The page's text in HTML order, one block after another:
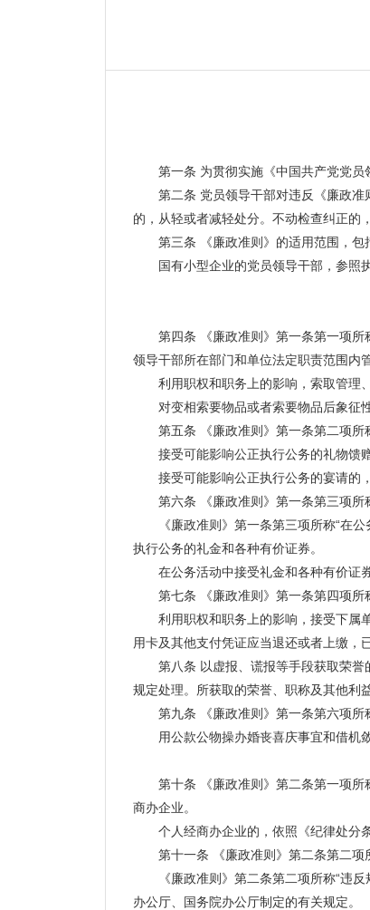
第一条 为贯彻实施《中国共产党党员领
第二条 党员领导干部对违反《廉政准
的，从轻或者减轻处分。不动检查纠正的
第三条 《廉政准则》的适用范围，包括
国有小型企业的党员领导干部，参照执
第四条 《廉政准则》第一条第一项所称
领导干部所在部门和单位法定职责范围内
利用职权和职务上的影响，索取管理、
对变相索要物品或者索要物品后象征性
第五条 《廉政准则》第一条第二项所称
接受可能影响公正执行公务的礼物馈赠
接受可能影响公正执行公务的宴请的，
第六条 《廉政准则》第一条第三项所称
《廉政准则》第一条第三项所称“在公
执行公务的礼金和各种有价证券。
在公务活动中接受礼金和各种有价证券
第七条 《廉政准则》第一条第四项所称
利用职权和职务上的影响，接受下属单
用卡及其他支付凭证应当退还或者上缴，
第八条 以虚报、谎报等手段获取荣誉
规定处理。所获取的荣誉、职称及其他利
第九条 《廉政准则》第一条第六项所称
用公款公物操办婚丧喜庆事宜和借机敛
第十条 《廉政准则》第二条第一项所称
商办企业。
个人经商办企业的，依照《纪律处分条
第十一条 《廉政准则》第二条第二项所
《廉政准则》第二条第二项所称“违反
办公厅、国务院办公厅制定的有关规定。